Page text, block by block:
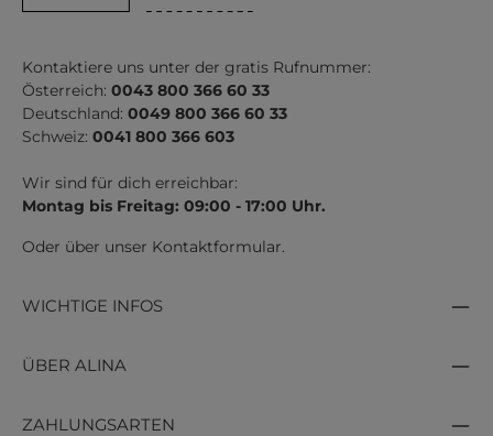
Kontaktiere uns unter der gratis Rufnummer:
Österreich: 0043 800 366 60 33
Deutschland: 0049 800 366 60 33
Schweiz: 0041 800 366 603
Wir sind für dich erreichbar:
Montag bis Freitag: 09:00 - 17:00 Uhr.
Oder über unser Kontaktformular.
WICHTIGE INFOS
ÜBER ALINA
ZAHLUNGSARTEN